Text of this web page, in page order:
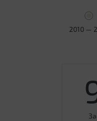
2010 —